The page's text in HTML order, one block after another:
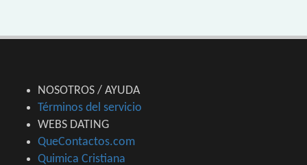
NOSOTROS / AYUDA
Términos del servicio
WEBS DATING
QueContactos.com
Quimica Cristiana